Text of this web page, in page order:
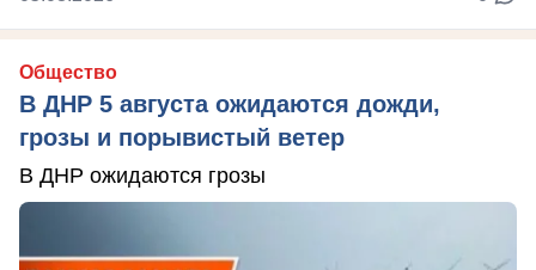
Общество
В ДНР 5 августа ожидаются дожди,
грозы и порывистый ветер
В ДНР ожидаются грозы